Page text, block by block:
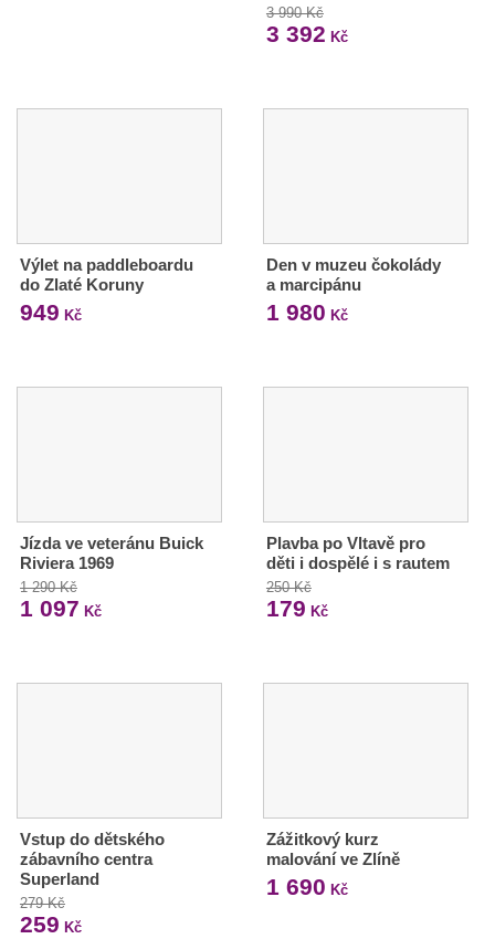
3 990 Kč
3 392 Kč
Výlet na paddleboardu
do Zlaté Koruny
949 Kč
Den v muzeu čokolády
a marcipánu
1 980 Kč
Jízda ve veteránu Buick
Riviera 1969
1 290 Kč
1 097 Kč
Plavba po Vltavě pro
děti i dospělé i s rautem
250 Kč
179 Kč
Vstup do dětského
zábavního centra
Superland
279 Kč
259 Kč
Zážitkový kurz
malování ve Zlíně
1 690 Kč